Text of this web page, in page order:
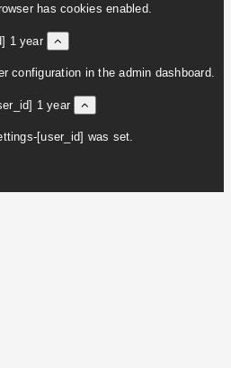
has cookies enabled.
1 year
configuration in the admin dashboard.
1 year
[user_id] was set.